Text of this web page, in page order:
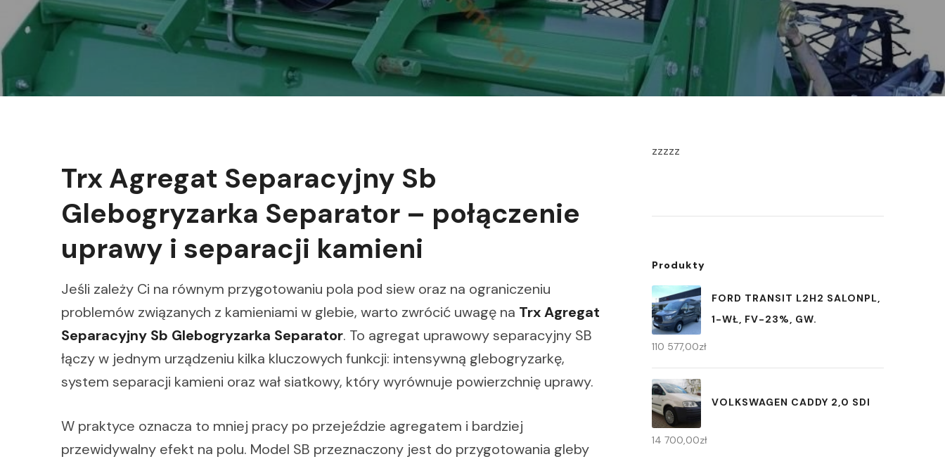
Trx Agregat Separacyjny Sb
Glebogryzarka Separator – połączenie
uprawy i separacji kamieni
Jeśli zależy Ci na równym przygotowaniu pola pod siew oraz na ograniczeniu
problemów związanych z kamieniami w glebie, warto zwrócić uwagę na Trx Agregat
Separacyjny Sb Glebogryzarka Separator. To agregat uprawowy separacyjny SB
łączy w jednym urządzeniu kilka kluczowych funkcji: intensywną glebogryzarkę,
system separacji kamieni oraz wał siatkowy, który wyrównuje powierzchnię uprawy.
W praktyce oznacza to mniej pracy po przejeździe agregatem i bardziej
przewidywalny efekt na polu. Model SB przeznaczony jest do przygotowania gleby
zzzzz
Produkty
FORD TRANSIT L2H2 SALONPL,
1-WŁ, FV-23%, GW.
110 577,00zł
VOLKSWAGEN CADDY 2,0 SDI
14 700,00zł